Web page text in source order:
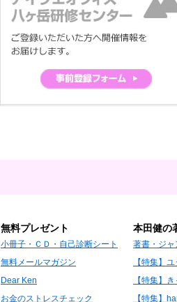
無料プレゼント
小冊子・ＣＤ・自己診断シート
無料メールマガジン
Dear Ken
お金のストレスチェック
本田健の
著書・ジャ
【特集】
【特集】
【特集】